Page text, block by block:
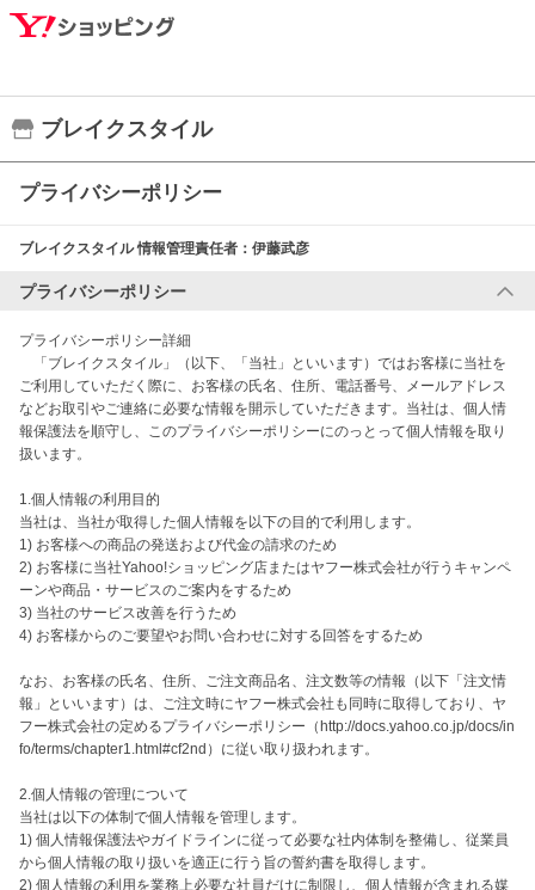
ブレイクスタイル
プライバシーポリシー
ブレイクスタイル情報管理責任者： 伊藤武彦
プライバシーポリシー
プライバシーポリシー詳細
「ブレイクスタイル」（以下、「当社」といいます）ではお客様に当社を
ご利用していただく際に、お客様の氏名、住所、電話番号、メールアドレス
などお取引やご連絡に必要な情報を開示していただきます。当社は、個人情
報保護法を順守し、このプライバシーポリシーにのっとって個人情報を取り
扱います。
1.個人情報の利用目的
当社は、当社が取得した個人情報を以下の目的で利用します。
1) お客様への商品の発送および代金の請求のため
2) お客様に当社Yahoo!ショッピング店またはヤフー株式会社が行うキャンペ
ーンや商品・サービスのご案内をするため
3) 当社のサービス改善を行うため
4) お客様からのご要望やお問い合わせに対する回答をするため
なお、お客様の氏名、住所、ご注文商品名、注文数等の情報（以下「注文情
報」といいます）は、ご注文時にヤフー株式会社も同時に取得しており、ヤ
フー株式会社の定めるプライバシーポリシー（http://docs.yahoo.co.jp/docs/in
fo/terms/chapter1.html#cf2nd）に従い取り扱われます。
2.個人情報の管理について
当社は以下の体制で個人情報を管理します。
1) 個人情報保護法やガイドラインに従って必要な社内体制を整備し、従業員
から個人情報の取り扱いを適正に行う旨の誓約書を取得します。
2) 個人情報の利用を業務上必要な社員だけに制限し、個人情報が含まれる媒